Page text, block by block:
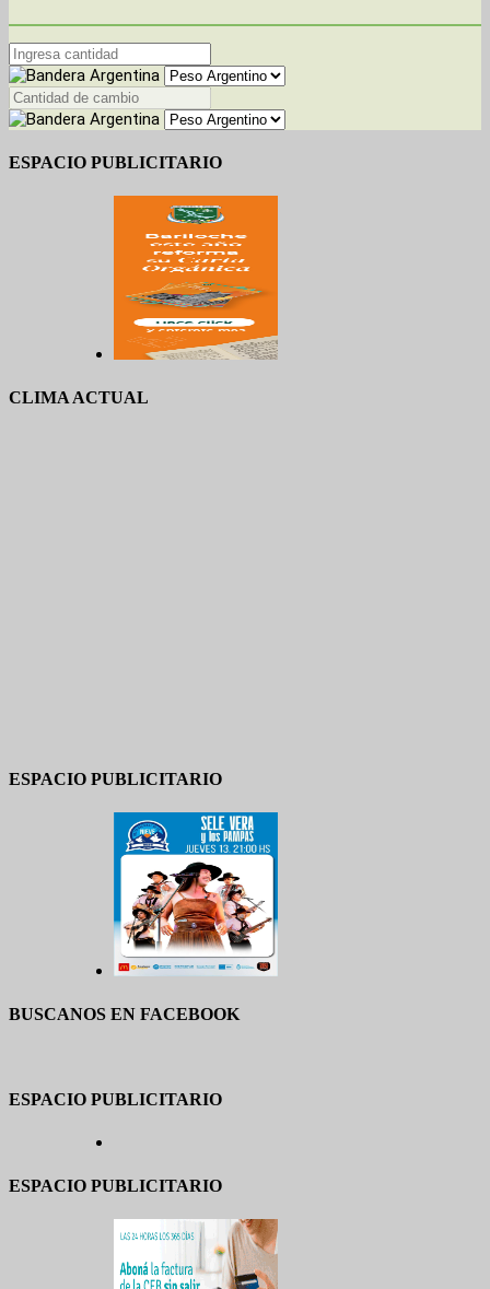
ESPACIO PUBLICITARIO
CLIMA ACTUAL
ESPACIO PUBLICITARIO
BUSCANOS EN FACEBOOK
ESPACIO PUBLICITARIO
ESPACIO PUBLICITARIO